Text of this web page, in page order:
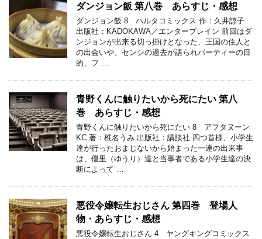
ダンジョン飯 第八巻 あらすじ・感想
ダンジョン飯 8 ハルタコミックス 作：久井諒子
出版社：KADOKAWA／エンターブレイン 前回はダ
ンジョンが出来る切っ掛けとなった、王国の住人と
の出会いや、センシの過去が語られパーティーの目
的、フ …
青野くんに触りたいから死にたい 第八
巻 あらすじ・感想
青野くんに触りたいから死にたい 8 アフタヌーン
KC 著：椎名うみ 出版社：講談社 四つ首様、小学生
達が行ったおまじないから始まった一連の出来事
は、優里（ゆうり）達と当事者である小学生達の決
断によって …
悪役令嬢転生おじさん 第四巻 登場人
物・あらすじ・感想
悪役令嬢転生おじさん 4 ヤングキングコミックス